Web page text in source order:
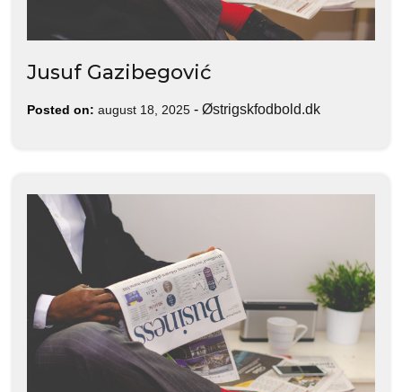
Jusuf Gazibegović
Posted on: august 18, 2025 - Østrigskfodbold.dk